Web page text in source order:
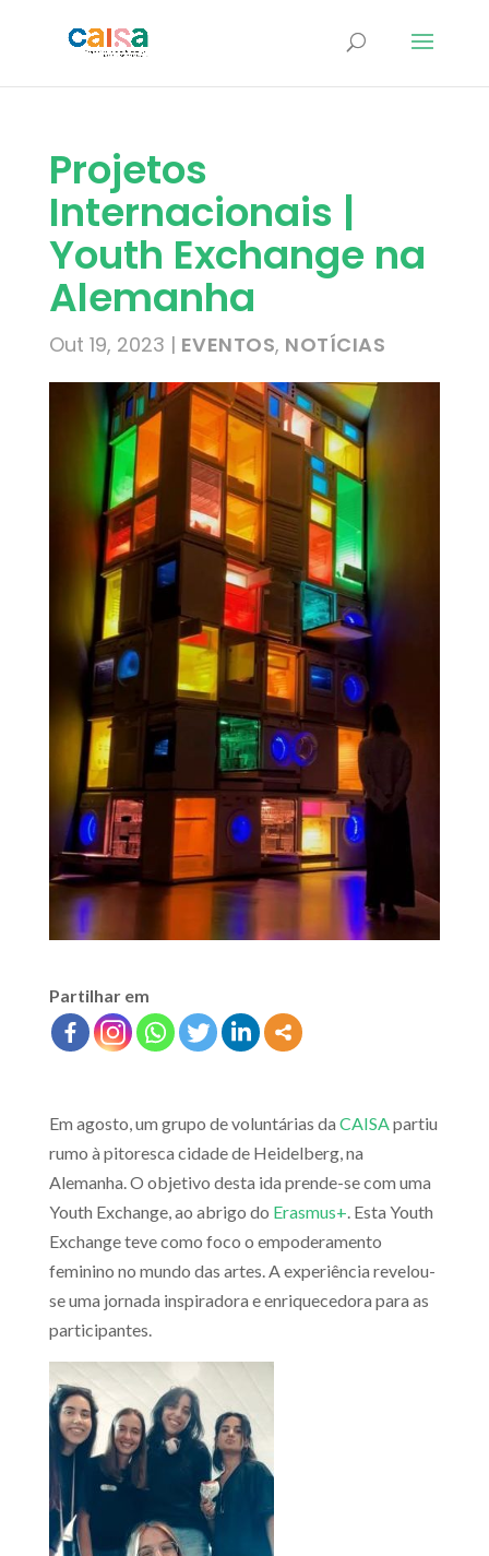
Projetos
Internacionais |
Youth Exchange na
Alemanha
Out 19, 2023 | EVENTOS, NOTÍCIAS
Partilhar em
Em agosto, um grupo de voluntárias da CAISApartiu
rumo à pitoresca cidade de Heidelberg, na
Alemanha. O objetivo desta ida prende-se com uma
Youth Exchange, ao abrigo do Erasmus+. Esta Youth
Exchange teve como foco o empoderamento
feminino no mundo das artes. A experiência revelou-
se uma jornada inspiradora e enriquecedora para as
participantes.